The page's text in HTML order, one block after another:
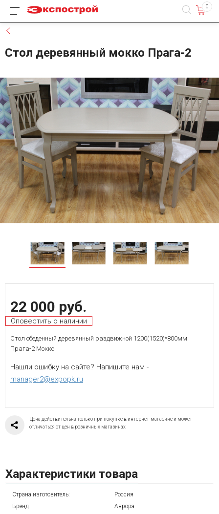
Каталог товаров 0
Стол деревянный мокко Прага-2
22 000 руб.
Оповестить о наличии
Стол обеденный деревянный раздвижной 1200(1520)*800мм
Прага-2 Мокко
Нашли ошибку на сайте? Напишите нам -
manager2@expopk.ru
Цена действительна только при покупке в интернет-магазине и может
отличаться от цен в розничных магазинах
Характеристики товара
Страна изготовитель:
Россия
Бренд:
Аврора